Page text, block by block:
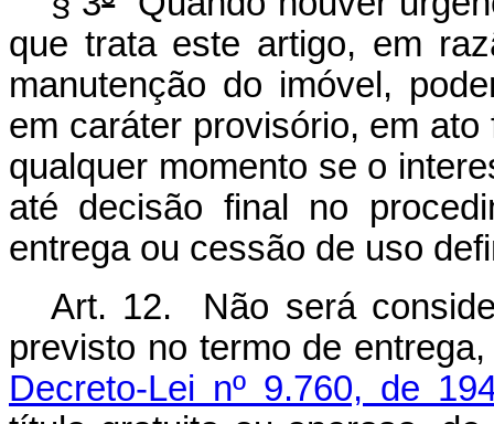
que trata este artigo, em
manutenção do imóvel,
em caráter provisório, em
qualquer momento se o
até decisão final no
entrega ou cessão de uso
Art. 12. Não será
previsto no termo de
Decreto-Lei nº 9.760, de